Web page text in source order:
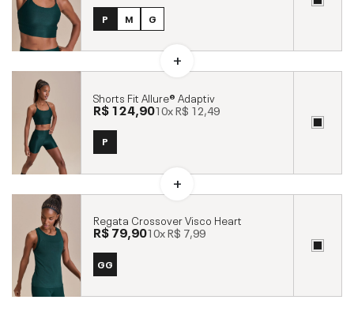
P M G
Shorts Fit Allure® Adaptiv
R$ 124,9010xR$ 12,49
P
Regata Crossover Visco Heart
R$ 79,9010xR$ 7,99
GG